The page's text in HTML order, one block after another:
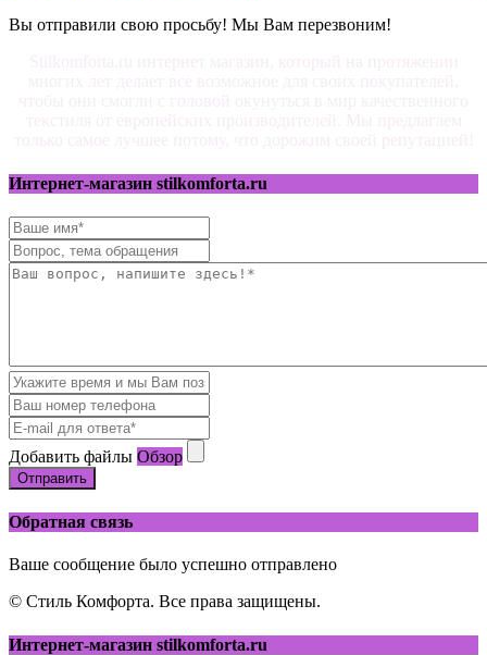
Вы отправили свою просьбу! Мы Вам перезвоним!
Интернет-магазин stilkomforta.ru
Добавить файлы Обзор
Отправить
Обратная связь
Ваше сообщение было успешно отправлено
© Стиль Комфорта. Все права защищены.
Интернет-магазин stilkomforta.ru